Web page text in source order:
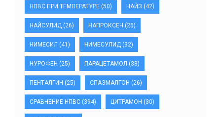
НПВС ПРИ ТЕМПЕРАТУРЕ (50) НАЙЗ (42)
НАЙСУЛИД (26) НАПРОКСЕН (25)
НИМЕСИЛ (41) НИМЕСУЛИД (32)
НУРОФЕН (25) ПАРАЦЕТАМОЛ (38)
ПЕНТАЛГИН (25) СПАЗМАЛГОН (26)
СРАВНЕНИЕ НПВС (394) ЦИТРАМОН (30)